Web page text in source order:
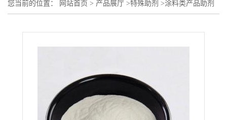
您当前的位置： 网站首页 > 产品展厅 >特殊助剂 >涂料类产品助剂